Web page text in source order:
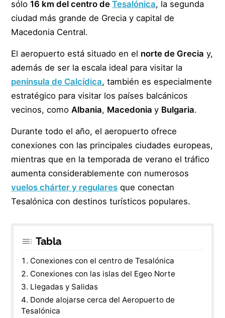
sólo 16 km del centro deTesalónica, la segunda
ciudad más grande de Grecia y capital de
Macedonia Central.
El aeropuerto está situado en el norte de Grecia y,
además de ser la escala ideal para visitar la
península de Calcídica, también es especialmente
estratégico para visitar los países balcánicos
vecinos, como Albania, Macedoniay Bulgaria.
Durante todo el año, el aeropuerto ofrece
conexiones con las principales ciudades europeas,
mientras que en la temporada de verano el tráfico
aumenta considerablemente con numerosos
vuelos chárter y regulares que conectan
Tesalónica con destinos turísticos populares.
Tabla
Conexiones con el centro de Tesalónica
Conexiones con las islas del Egeo Norte
Llegadas y Salidas
Donde alojarse cerca del Aeropuerto de
Tesalónica